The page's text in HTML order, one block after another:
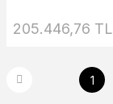
205.446,76 TL
1